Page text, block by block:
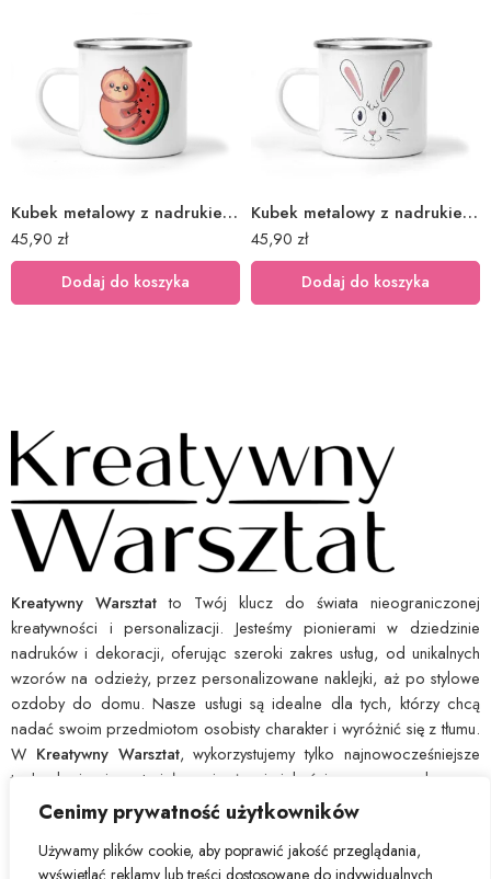
Cenimy prywatność użytkowników
Używamy plików cookie, aby poprawić jakość przeglądania,
Kubek metalowy z nadrukiem leniwiec arbuz
45,90 zł
Dodaj do koszyka
Kubek metalowy z nadrukiem uszaty królik
45,90 zł
Dodaj do koszyka
Kreatywny Warsztat to Twój klucz do świata nieograniczonej
kreatywności i personalizacji. Jesteśmy pionierami w dziedzinie
nadruków i dekoracji, oferując szeroki zakres usług, od unikalnych
wzorów na odzieży, przez personalizowane naklejki, aż po stylowe
ozdoby do domu. Nasze usługi są idealne dla tych, którzy chcą
nadać swoim przedmiotom osobisty charakter i wyróżnić się z tłumu.
W Kreatywny Warsztat, wykorzystujemy tylko najnowocześniejsze
technologie i materiały najwyższej jakości, co pozwala nam
zagwarantować wytrzymałość i ostrość każdego nadruku. Dajemy Ci
narzędzia, byś mógł łatwo wyrazić swoją indywidualność i ożywić
swoje pomysły. WybierzKreatywny Warsztat, by przekształcić